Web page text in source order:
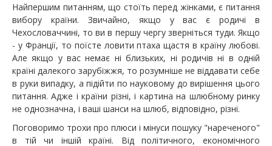
Найпершим питанням, що стоїть перед жінками, є питання
вибору країни. Звичайно, якщо у вас є родичі в
Чехословаччині, то ви в першу чергу зверніться туди. Якщо
- у Франції, то поїсте ловити птаха щастя в країну любові.
Але якщо у вас немає ні близьких, ні родичів ні в одній
країні далекого зарубіжжя, то розумніше не віддавати себе
в руки випадку, а підійти по науковому до вирішення цього
питання. Адже і країни різні, і картина на шлюбному ринку
не однозначна, і ваші шанси на шлюб, відповідно, різні.
Поговоримо трохи про плюси і мінуси пошуку "нареченого"
в тій чи іншій країні. Від політичного, економічного